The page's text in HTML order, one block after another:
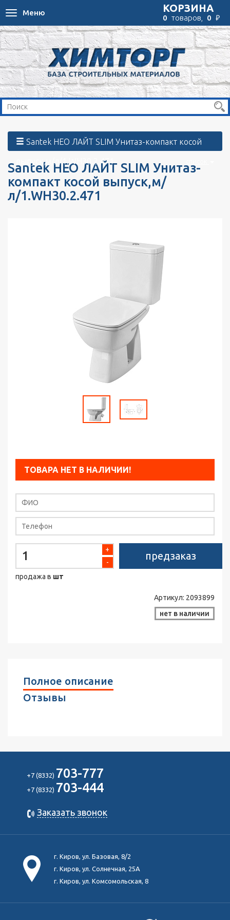
Toggle
navigation
Меню КОРЗИНА
0 товаров, 0 ₽
выпуск,м/л/1.WH30.2.471
Santek НЕО ЛАЙТ SLIM Унитаз-
компакт косой выпуск,м/
л/1.WH30.2.471
ТОВАРА НЕТ В НАЛИЧИИ!
-
+
продажа в шт
предзаказ
Артикул: 2093899
нет в наличии
Полное описание
Отзывы
+7 (8332) 703-777
+7 (8332) 703-444
Заказать звонок
г. Киров, ул. Базовая, 8/2
г. Киров, ул. Солнечная, 25А
г. Киров, ул. Комсомольская, 8